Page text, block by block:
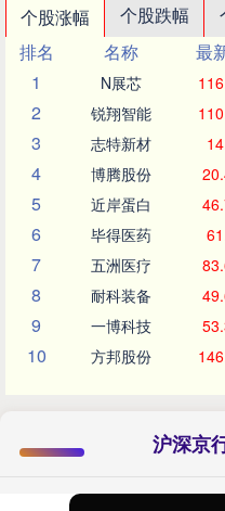
个股涨幅 个股跌幅
排名
名称 最
1
N展芯
2 锐翔智能
3 志特新材
4 博腾股份
5 近岸蛋白
6 毕得医药
7 五洲医疗
8 耐科装备
9 一博科技
10 方邦股份
沪深京